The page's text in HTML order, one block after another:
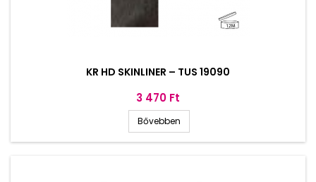
KR HD SKINLINER – TUS 19090
Ár
3 470 Ft
Bővebben